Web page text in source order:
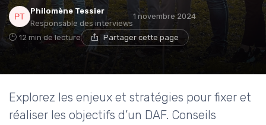
Philomène Tessier
Responsable des interviews
1 novembre 2024
12 min de lecture Partager cette page
Explorez les enjeux et stratégies pour fixer et
réaliser les objectifs d’un DAF. Conseils